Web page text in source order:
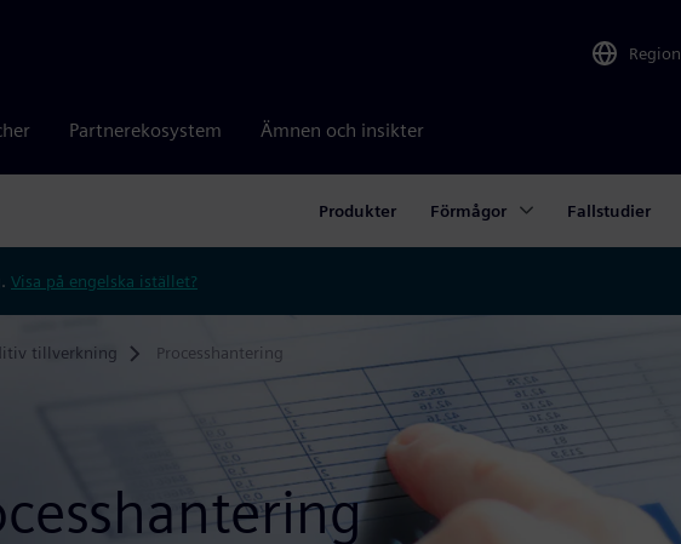
Region
Partnerekosystem Ämnen och insikter
Produkter Förmågor Fallstudier
Visa på engelska istället?
tillverkning Processhantering